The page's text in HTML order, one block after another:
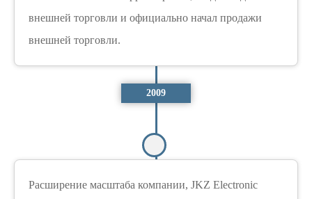
внешней торговли и официально начал продажи
внешней торговли.
2009
Расширение масштаба компании, JKZ Electronic